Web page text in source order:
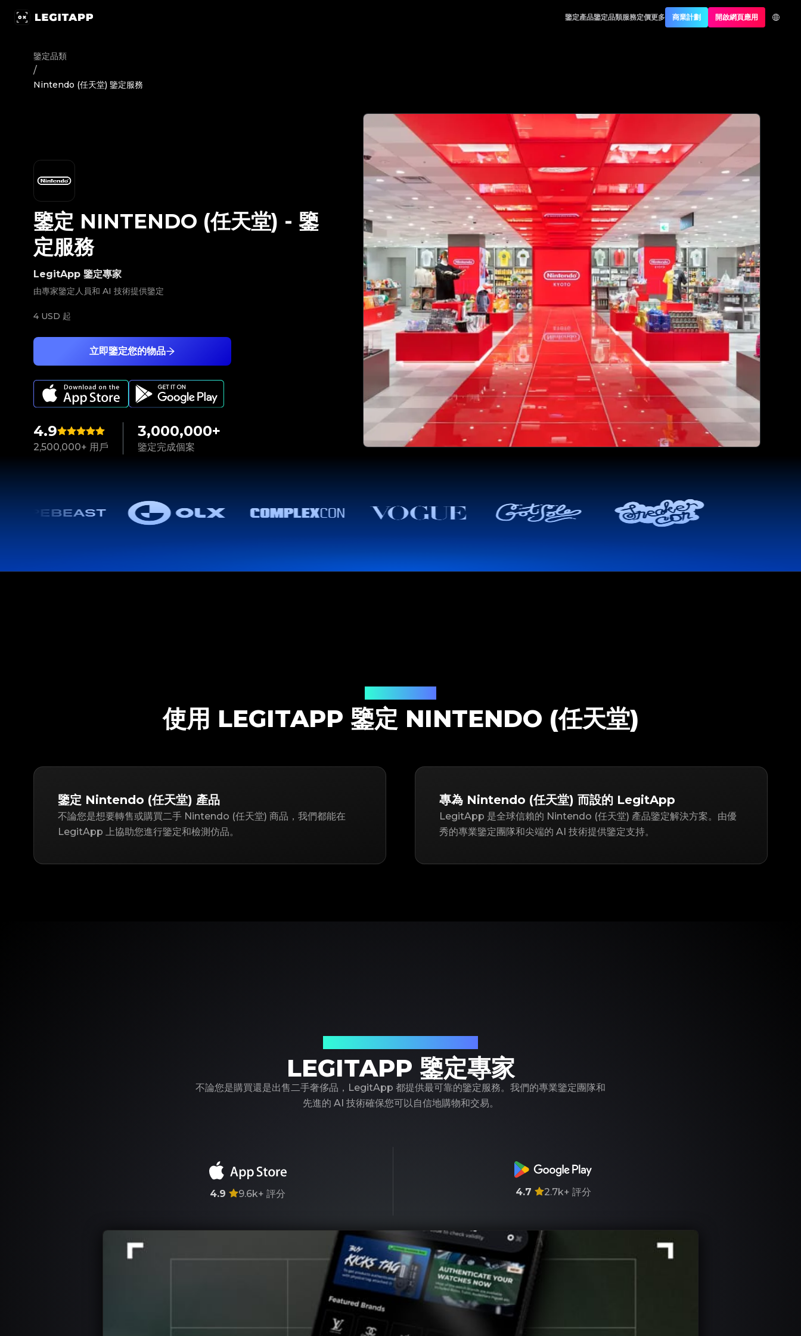
鑒定產品鑒定品類服務定價更多 商業計劃 開啟網頁應用
鑒定品類
/
Nintendo (任天堂) 鑒定服務
4.9
2,500,000+ 用戶
3,000,000+
鑒定完成個案
立即鑒定您的物品
LegitApp 鑒定專家
由專家鑒定人員和 AI 技術提供鑒定
4 USD 起
鑒定 NINTENDO (任天堂) - 鑒
定服務
使用 LEGITAPP 鑒定 NINTENDO (任天堂)
鑒定 Nintendo (任天堂) 產品
不論您是想要轉售或購買二手 Nintendo (任天堂) 商品，我們都能在
LegitApp 上協助您進行鑒定和檢測仿品。
專為 Nintendo (任天堂) 而設的 LegitApp
LegitApp 是全球信賴的 Nintendo (任天堂) 產品鑒定解決方案。由優
秀的專業鑒定團隊和尖端的 AI 技術提供鑒定支持。
LEGITAPP 鑒定專家
不論您是購買還是出售二手奢侈品，LegitApp 都提供最可靠的鑒定服務。我們的專業鑒定團隊和
先進的 AI 技術確保您可以自信地購物和交易。
4.9 9.6k+ 評分 4.7 2.7k+ 評分